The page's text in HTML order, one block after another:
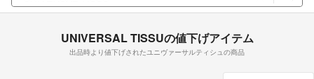
UNIVERSAL TISSUの値下げアイテム
出品時より値下げされたユニヴァーサルティシュの商品